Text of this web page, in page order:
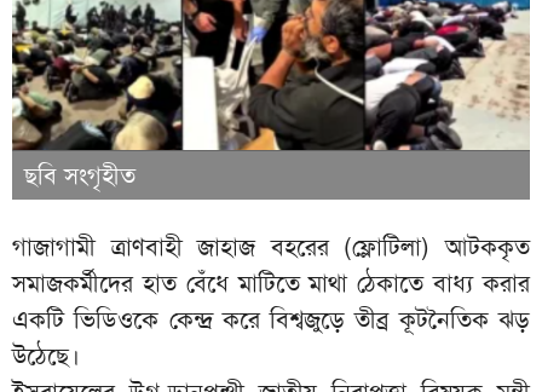
ছবি সংগৃহীত
গাজাগামী ত্রাণবাহী জাহাজ বহরের (ফ্লোটিলা) আটককৃত
সমাজকর্মীদের হাত বেঁধে মাটিতে মাথা ঠেকাতে বাধ্য করার
একটি ভিডিওকে কেন্দ্র করে বিশ্বজুড়ে তীব্র কূটনৈতিক ঝড়
উঠেছে।